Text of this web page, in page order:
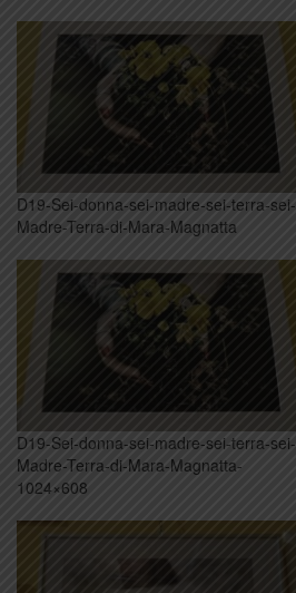
D19-Sei-donna-sei-madre-sei-terra-sei-
Madre-Terra-di-Mara-Magnatta
D19-Sei-donna-sei-madre-sei-terra-sei-
Madre-Terra-di-Mara-Magnatta-
1024×608